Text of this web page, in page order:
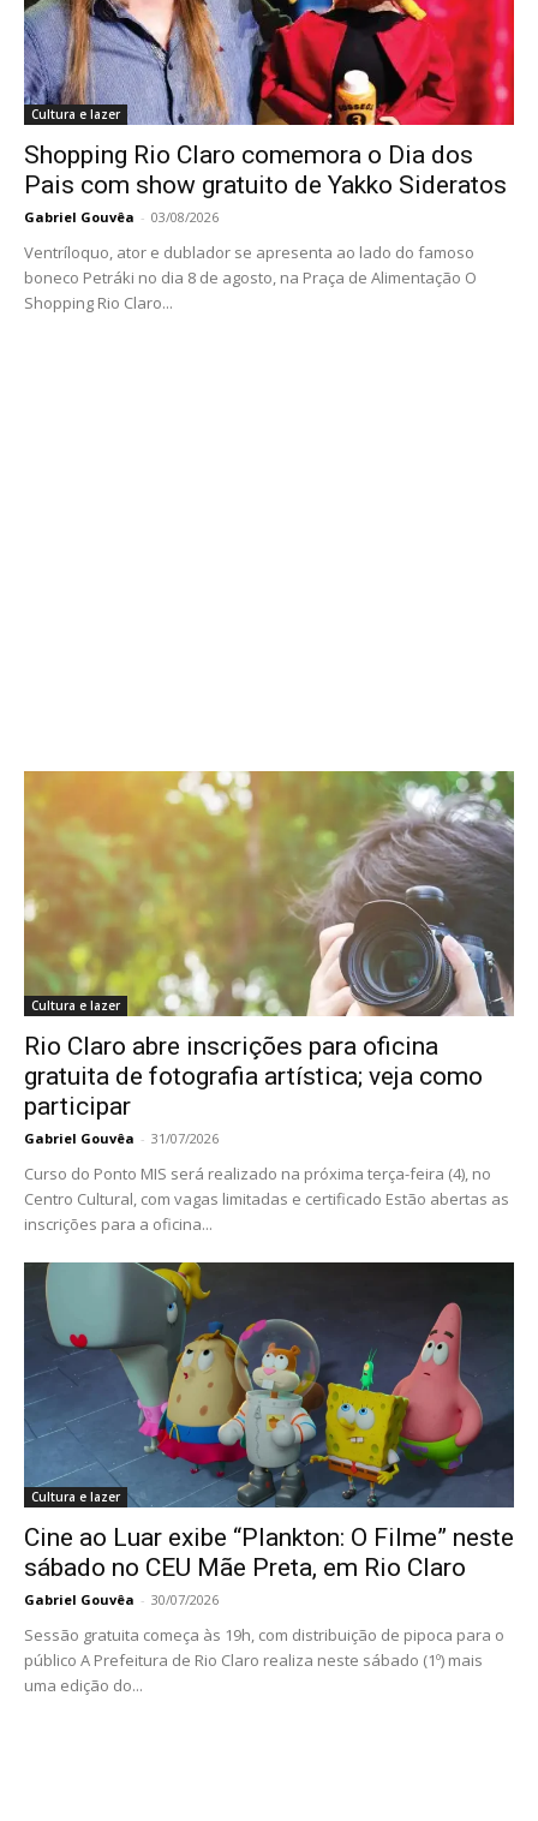
Cultura e lazer
Shopping Rio Claro comemora o Dia dos
Pais com show gratuito de Yakko Sideratos
Gabriel Gouvêa - 03/08/2026
Ventríloquo, ator e dublador se apresenta ao lado do famoso
boneco Petráki no dia 8 de agosto, na Praça de Alimentação O
Shopping Rio Claro...
Cultura e lazer
Rio Claro abre inscrições para oficina
gratuita de fotografia artística; veja como
participar
Gabriel Gouvêa - 31/07/2026
Curso do Ponto MIS será realizado na próxima terça-feira (4), no
Centro Cultural, com vagas limitadas e certificado Estão abertas as
inscrições para a oficina...
Cultura e lazer
Cine ao Luar exibe “Plankton: O Filme” neste
sábado no CEU Mãe Preta, em Rio Claro
Gabriel Gouvêa - 30/07/2026
Sessão gratuita começa às 19h, com distribuição de pipoca para o
público A Prefeitura de Rio Claro realiza neste sábado (1º) mais
uma edição do...